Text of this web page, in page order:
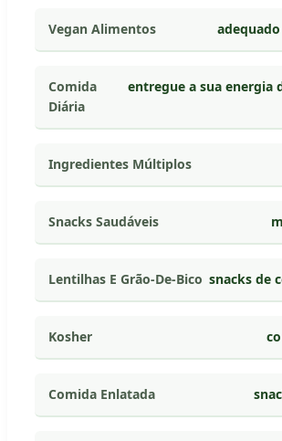
Vegan Alimentos
Comida
Diária
entregue a sua energia
Ingredientes Múltiplos
Snacks Saudáveis
Lentilhas E Grão-De-Bico snacks de
Kosher
Comida Enlatada